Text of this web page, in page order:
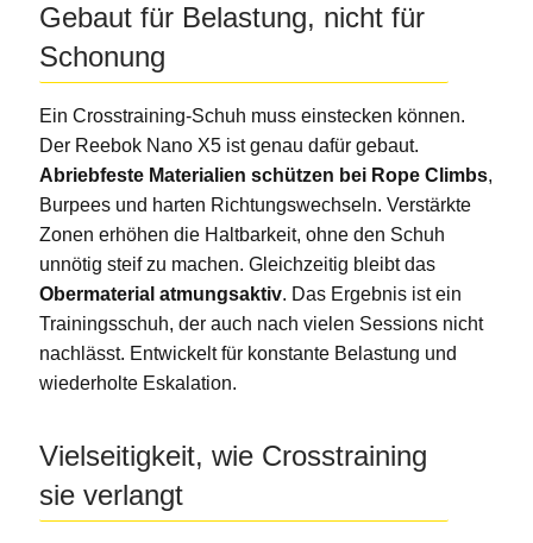
Gebaut für Belastung, nicht für
Schonung
Ein Crosstraining-Schuh muss einstecken können.
Der Reebok Nano X5 ist genau dafür gebaut.
Abriebfeste Materialien schützen bei Rope Climbs,
Burpees und harten Richtungswechseln. Verstärkte
Zonen erhöhen die Haltbarkeit, ohne den Schuh
unnötig steif zu machen. Gleichzeitig bleibt das
Obermaterial atmungsaktiv. Das Ergebnis ist ein
Trainingsschuh, der auch nach vielen Sessions nicht
nachlässt. Entwickelt für konstante Belastung und
wiederholte Eskalation.
Vielseitigkeit, wie Crosstraining
sie verlangt